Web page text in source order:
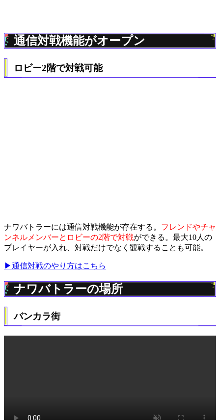
通信対戦機能がオープン
ロビー2階で対戦可能
ナワバトラーには通信対戦機能が存在する。 フレンドやチャ
ンネルメンバーとロビーの2階で対戦ができる。最大10人の
プレイヤーが入れ、対戦だけでなく観戦することも可能。
▶︎通信対戦のやり方はこちら
ナワバトラーの場所
バンカラ街